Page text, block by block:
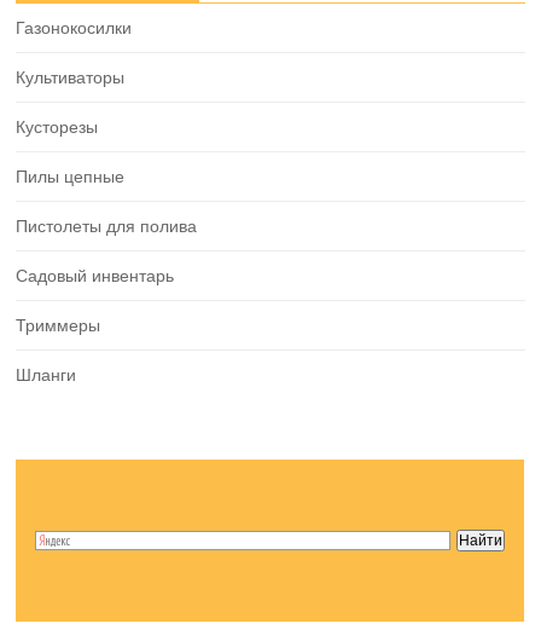
Газонокосилки
Культиваторы
Кусторезы
Пилы цепные
Пистолеты для полива
Садовый инвентарь
Триммеры
Шланги